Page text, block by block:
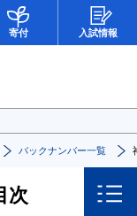
寄付 入試情報
バックナンバー一覧
次